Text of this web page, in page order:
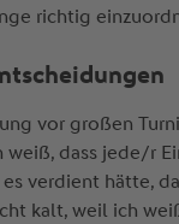
richtig
vor großen
weiß, dass jede/r
verdient hätte,
kalt, weil ich